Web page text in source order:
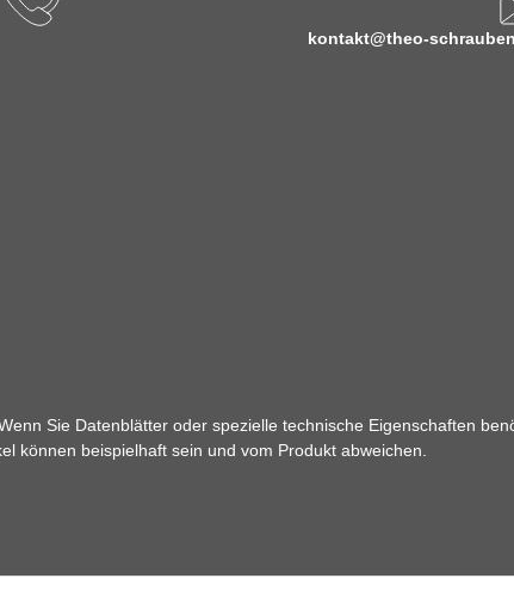
kontakt@theo-
Sie Datenblätter oder spezielle technische Eigenschaften
können beispielhaft sein und vom Produkt abweichen.